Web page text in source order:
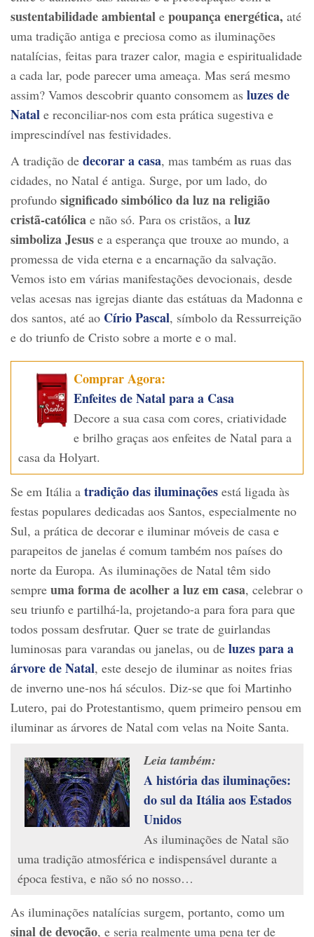
sustentabilidade ambiental e poupança energética, até
uma tradição antiga e preciosa como as iluminações
natalícias, feitas para trazer calor, magia e espiritualidade
a cada lar, pode parecer uma ameaça. Mas será mesmo
assim? Vamos descobrir quanto consomem as luzes de
Natal e reconciliar-nos com esta prática sugestiva e
imprescindível nas festividades.
A tradição de decorar a casa, mas também as ruas das
cidades, no Natal é antiga. Surge, por um lado, do
profundo significado simbólico da luz na religião
cristã-católica e não só. Para os cristãos, a luz
simboliza Jesus e a esperança que trouxe ao mundo, a
promessa de vida eterna e a encarnação da salvação.
Vemos isto em várias manifestações devocionais, desde
velas acesas nas igrejas diante das estátuas da Madonna e
dos santos, até ao Círio Pascal, símbolo da Ressurreição
e do triunfo de Cristo sobre a morte e o mal.
Comprar Agora:
Enfeites de Natal para a Casa
Decore a sua casa com cores, criatividade
e brilho graças aos enfeites de Natal para a
casa da Holyart.
Se em Itália a tradição das iluminações está ligada às
festas populares dedicadas aos Santos, especialmente no
Sul, a prática de decorar e iluminar móveis de casa e
parapeitos de janelas é comum também nos países do
norte da Europa. As iluminações de Natal têm sido
sempre uma forma de acolher a luz em casa, celebrar o
seu triunfo e partilhá-la, projetando-a para fora para que
todos possam desfrutar. Quer se trate de guirlandas
luminosas para varandas ou janelas, ou de luzes para a
árvore de Natal, este desejo de iluminar as noites frias
de inverno une-nos há séculos. Diz-se que foi Martinho
Lutero, pai do Protestantismo, quem primeiro pensou em
iluminar as árvores de Natal com velas na Noite Santa.
Leia também:
A história das iluminações:
do sul da Itália aos Estados
Unidos
As iluminações de Natal são
uma tradição atmosférica e indispensável durante a
época festiva, e não só no nosso…
As iluminações natalícias surgem, portanto, como um
sinal de devoção, e seria realmente uma pena ter de